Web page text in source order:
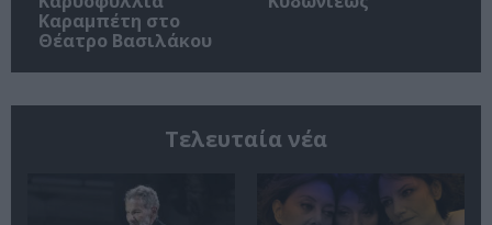
Καραμπέτη στο
Θέατρο Βασιλάκου
Τελευταία νέα